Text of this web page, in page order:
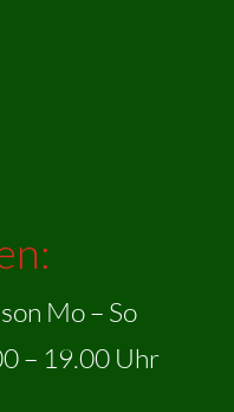
Mo – So
– 19.00 Uhr